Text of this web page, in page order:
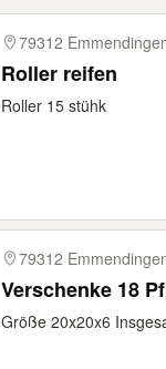
79312
Roller reifen
Roller 15 stühk
79312
Verschenke 18
Größe 20x20x6